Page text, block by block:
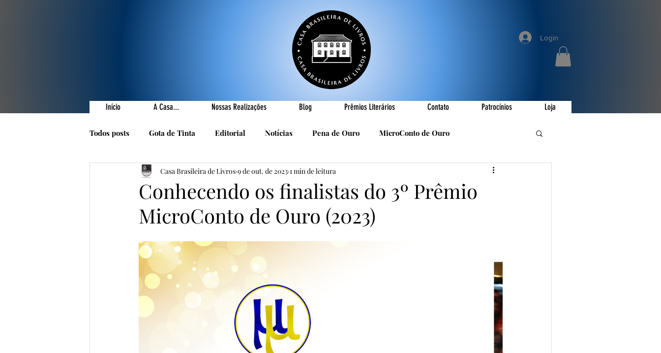
Início A Casa... Nossas Realizações Blog Prêmios Literários Contato Patrocínios Loja
Login
Todos posts Gota de Tinta Editorial Notícias Pena de Ouro MicroConto de Ouro
Prêmios Literários Nossas Realizações Cândido Luís Vasques
1001 Poetas Autores da Casa R. Roldan-Roldan Carlos Nejar
Prata da Casa Semifinalistas Pena de Ouro 2023
Vencedores Pena de Ouro 2023 Vera Duarte Clube da Casa
Finalistas MicroConto 2024
Conhecendo os finalistas do 3º Prêmio
MicroConto de Ouro (2023)
Casa Brasileira de Livros 9 de out. de 2023 1 min de leitura